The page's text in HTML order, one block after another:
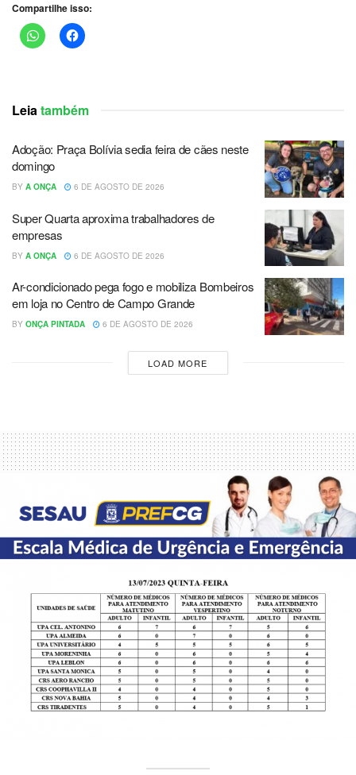
Compartilhe isso:
Leiatambém
Adoção: Praça Bolívia sedia feira de cães neste
domingo
BY A ONÇA 6 DE AGOSTO DE 2026
Super Quarta aproxima trabalhadores de
empresas
BY A ONÇA 6 DE AGOSTO DE 2026
Ar-condicionado pega fogo e mobiliza Bombeiros
em loja no Centro de Campo Grande
BY ONÇA PINTADA 6 DE AGOSTO DE 2026
LOAD MORE